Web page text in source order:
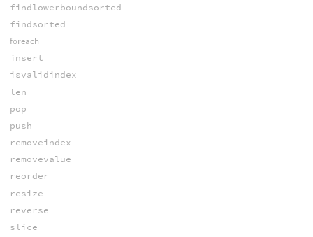
findlowerboundsorted
findsorted
foreach
insert
isvalidindex
len
pop
push
removeindex
removevalue
reorder
resize
reverse
slice